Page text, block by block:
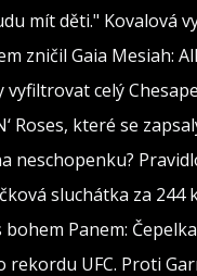
mít děti." Kovalová
zničil Gaia Mesiah:
vyfiltrovat celý
Roses, které se
neschopenku?
sluchátka za
Panem:
rekordu UFC. Proti